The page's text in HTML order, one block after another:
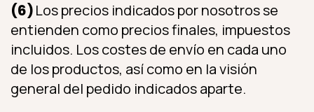
(6)Los precios indicados por nosotros se
entienden como precios finales, impuestos
incluidos. Los costes de envío en cada uno
de los productos, así como en la visión
general del pedido indicados aparte.